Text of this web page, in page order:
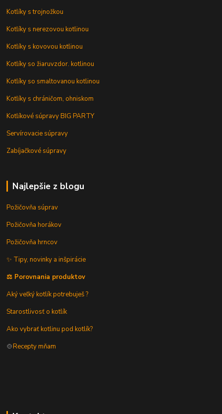
Kotlíky s trojnožkou
Kotlíky s nerezovou kotlinou
Kotlíky s kovovou kotlinou
Kotlíky so žiaruvzdor. kotlinou
Kotlíky so smaltovanou kotlinou
Kotlíky s chráničom, ohniskom
Kotlíkové súpravy BIG PARTY
Servírovacie súpravy
Zabíjačkové súpravy
Najlepšie z blogu
Požičovňa súprav
Požičovňa horákov
Požičovňa hrncov
✨ Tipy, novinky a inšpirácie
⚖️ Porovnania produktov
Aký veľký kotlík potrebuješ ?
Starostlivosť o kotlík
Ako vybrať kotlinu pod kotlík?
🍲Recepty mňam